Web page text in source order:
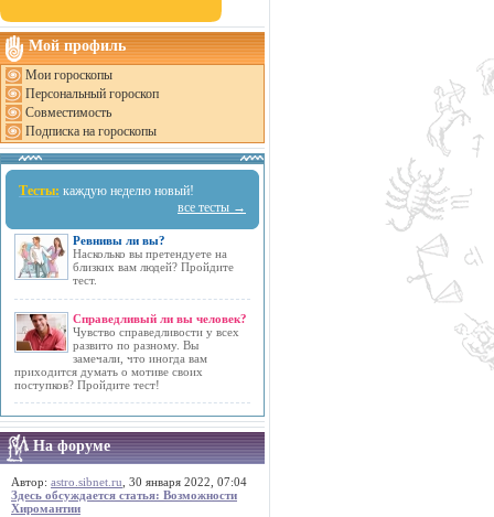
Мой профиль
Мои гороскопы
Персональный гороскоп
Совместимость
Подписка на гороскопы
Тесты: каждую неделю новый!
все тесты →
Ревнивы ли вы?
Насколько вы претендуете на
близких вам людей? Пройдите
тест.
Справедливый ли вы человек?
Чувство справедливости у всех
развито по разному. Вы
замечали, что иногда вам
приходится думать о мотиве своих
поступков? Пройдите тест!
На форуме
Автор: astro.sibnet.ru , 30 января 2022, 07:04
Здесь обсуждается статья: Возможности
Хиромантии